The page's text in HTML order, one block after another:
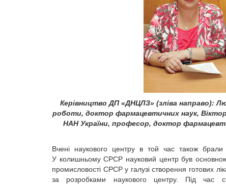
Керівництво ДП «ДНЦЛЗ» (зліва направо):
роботи, доктор фармацевтичних наук, Віктор
НАН України, професор, доктор
Вчені наукового центру в той час також
У колишньому СРСР науковий центр був основною
промисловості СРСР у галузі створення готових
за розробками наукового центру. Під час